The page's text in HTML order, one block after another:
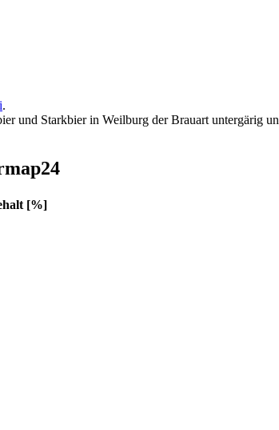
.
und Starkbier in Weilburg der Brauart untergärig
[%]